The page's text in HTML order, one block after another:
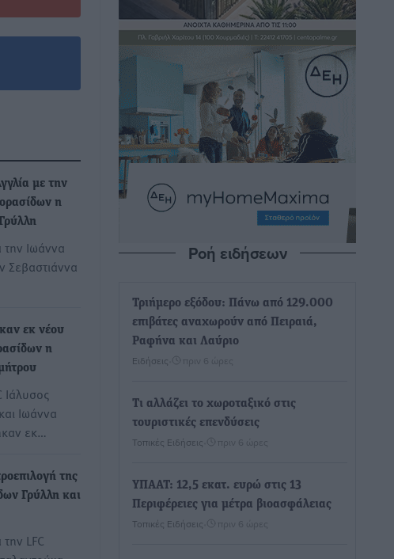
με την
η
την Ιωάννα
Σεβαστιάννα
εκ νέου
η
Ιάλυσος
Ιωάννα
εκ…
της
Γρύλλη και
LFC
Ροή ειδήσεων
Τριήμερο εξόδου: Πάνω από 129.000
επιβάτες αναχωρούν από Πειραιά,
Ραφήνα και Λαύριο
Ειδήσεις πριν 6 ώρες
Τι αλλάζει το χωροταξικό στις
τουριστικές επενδύσεις
Τοπικές Ειδήσεις πριν 6 ώρες
ΥΠΑΑΤ: 12,5 εκατ. ευρώ στις 13
Περιφέρειες για μέτρα βιοασφάλειας
Τοπικές Ειδήσεις πριν 6 ώρες